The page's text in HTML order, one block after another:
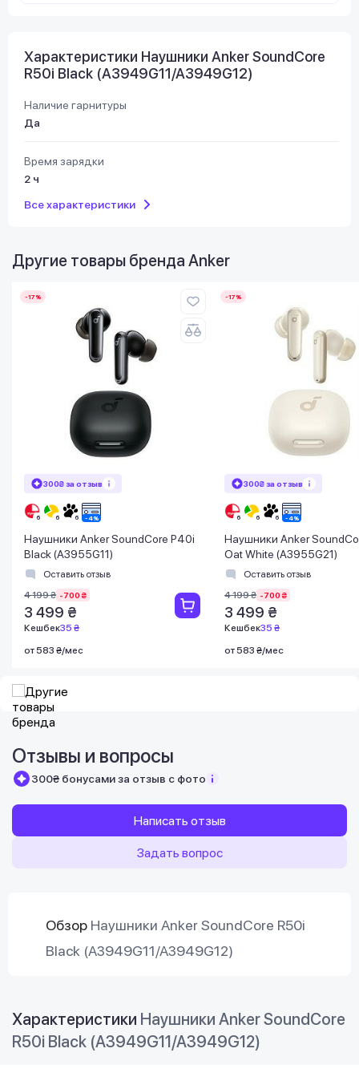
Характеристики Наушники Anker SoundCore
R50i Black (A3949G11/A3949G12)
Наличие гарнитуры
Да
Время зарядки
2 ч
Все характеристики
Другие товары бренда Anker
-17%
300₴ за отзыв
Наушники Anker SoundCore P40i
Black (A3955G11)
Оставить отзыв
4 199 ₴ -700 ₴
3 499 ₴
Кешбек35 ₴
от 583 ₴/мес
-17%
300₴ за отзыв
Наушники Anker
Oat White (A3955G21)
Оставить отзыв
4 199 ₴ -700 ₴
3 499 ₴
Кешбек35 ₴
от 583 ₴/мес
Отзывы и вопросы
300₴ бонусами за отзыв с фото
Написать отзыв
Задать вопрос
Обзор Наушники Anker SoundCore R50i
Black (A3949G11/A3949G12)
Характеристики Наушники Anker SoundCore
R50i Black (A3949G11/A3949G12)